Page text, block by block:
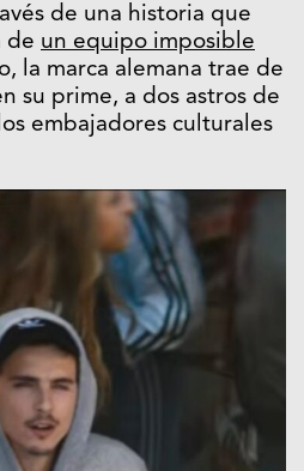
de una historia que
de un equipo imposible
la marca alemana trae de
su prime, a dos astros de
embajadores culturales